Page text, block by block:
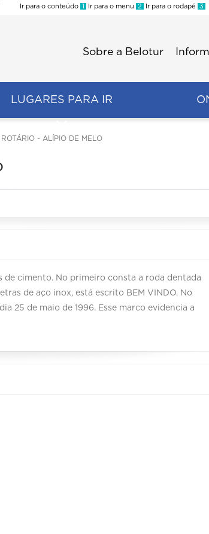
Ir para o conteúdo 1 Ir para o menu 2 Ir para o rodapé 3
Sobre a Belotur
LUGARES PARA IR
ROTÁRIO - ALÍPIO DE MELO
cimento. No primeiro consta a roda dentada
de aço inox, está escrito BEM VINDO. No
25 de maio de 1996. Esse marco evidencia a